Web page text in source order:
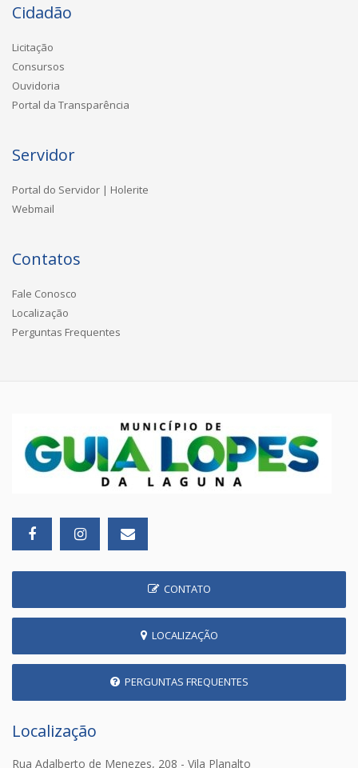
Cidadão
Licitação
Consursos
Ouvidoria
Portal da Transparência
Servidor
Portal do Servidor | Holerite
Webmail
Contatos
Fale Conosco
Localização
Perguntas Frequentes
CONTATO
LOCALIZAÇÃO
PERGUNTAS FREQUENTES
Localização
Rua Adalberto de Menezes, 208 - Vila Planalto